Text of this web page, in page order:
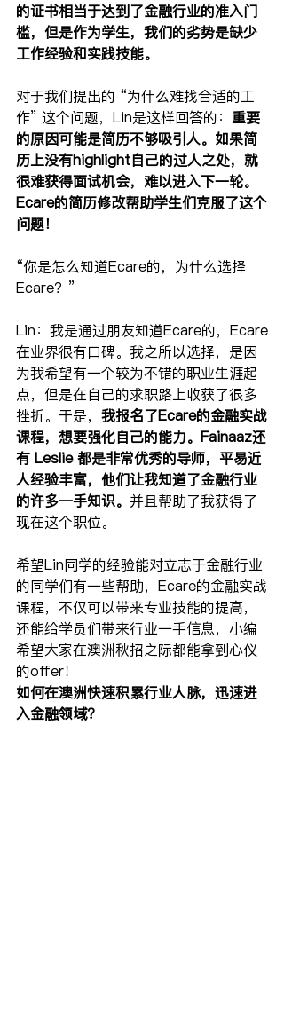
的证书相当于达到了金融行业的准入门
槛，但是作为学生，我们的劣势是缺少
工作经验和实践技能。
对于我们提出的 “为什么难找合适的工
作” 这个问题，Lin是这样回答的： 重要
的原因可能是简历不够吸引人。如果简
历上没有highlight自己的过人之处，就
很难获得面试机会，难以进入下一轮。
Ecare的简历修改帮助学生们克服了这个
问题！
“你是怎么知道Ecare的，为什么选择
Ecare？”
Lin：我是通过朋友知道Ecare的，Ecare
在业界很有口碑。我之所以选择，是因
为我希望有一个较为不错的职业生涯起
点，但是在自己的求职路上收获了很多
挫折。于是， 我报名了Ecare的金融实战
课程，想要强化自己的能力。Fainaaz还
有 Leslie 都是非常优秀的导师，平易近
人经验丰富，他们让我知道了金融行业
的许多一手知识。 并且帮助了我获得了
现在这个职位。
希望Lin同学的经验能对立志于金融行业
的同学们有一些帮助，Ecare的金融实战
课程，不仅可以带来专业技能的提高，
还能给学员们带来行业一手信息，小编
希望大家在澳洲秋招之际都能拿到心仪
的offer！
如何在澳洲快速积累行业人脉，迅速进
入金融领域？